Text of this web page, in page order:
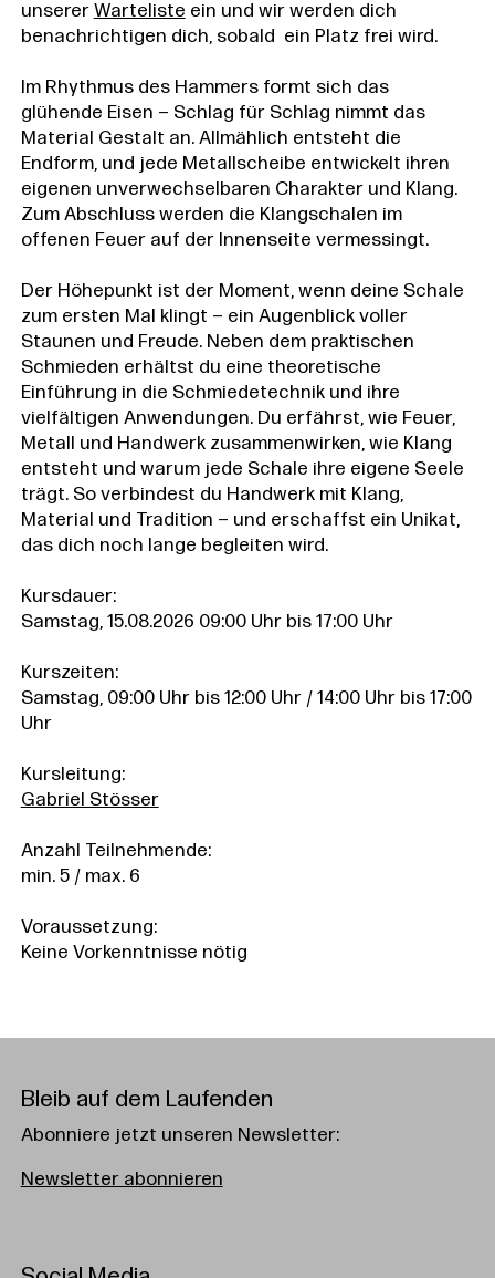
unserer Warteliste ein und wir werden dich
benachrichtigen dich, sobald ein Platz frei wird.
Im Rhythmus des Hammers formt sich das
glühende Eisen – Schlag für Schlag nimmt das
Material Gestalt an. Allmählich entsteht die
Endform, und jede Metallscheibe entwickelt ihren
eigenen unverwechselbaren Charakter und Klang.
Zum Abschluss werden die Klangschalen im
offenen Feuer auf der Innenseite vermessingt.
Der Höhepunkt ist der Moment, wenn deine Schale
zum ersten Mal klingt – ein Augenblick voller
Staunen und Freude. Neben dem praktischen
Schmieden erhältst du eine theoretische
Einführung in die Schmiedetechnik und ihre
vielfältigen Anwendungen. Du erfährst, wie Feuer,
Metall und Handwerk zusammenwirken, wie Klang
entsteht und warum jede Schale ihre eigene Seele
trägt. So verbindest du Handwerk mit Klang,
Material und Tradition – und erschaffst ein Unikat,
das dich noch lange begleiten wird.
Kursdauer:
Samstag, 15.08.2026 09:00 Uhr bis 17:00 Uhr
Kurszeiten:
Samstag, 09:00 Uhr bis 12:00 Uhr / 14:00 Uhr bis 17:00
Uhr
Kursleitung:
Gabriel Stösser
Anzahl Teilnehmende:
min. 5 / max. 6
Voraussetzung:
Keine Vorkenntnisse nötig
Bleib auf dem Laufenden
Abonniere jetzt unseren Newsletter:
Newsletter abonnieren